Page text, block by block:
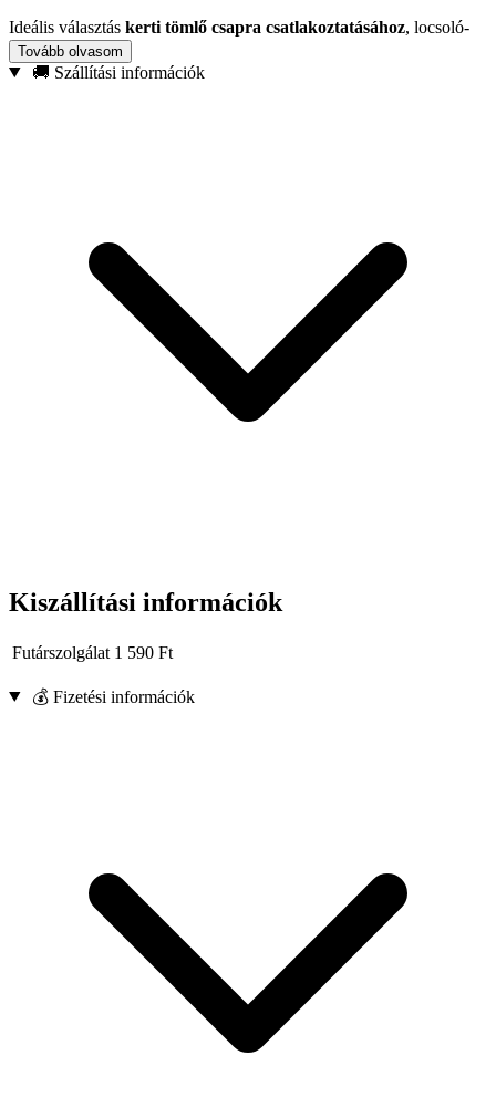
Ideális választás kerti tömlő csapra csatlakoztatásához, locsoló-
és öntözőrendszerekhez, valamint háztartási vagy mezőgazdasági
vízhasználati megoldásokhoz. Ha egy strapabíró, univerzális
Tovább olvasom
🚚 Szállítási információk
Kiszállítási információk
Futárszolgálat 1 590 Ft
💰 Fizetési információk